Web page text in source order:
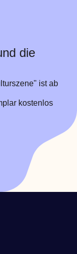
die
ist ab
kostenlos